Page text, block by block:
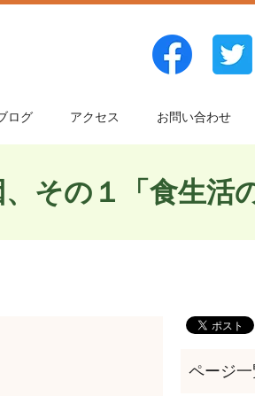
ログ アクセス お問い合わせ
その１「食生活